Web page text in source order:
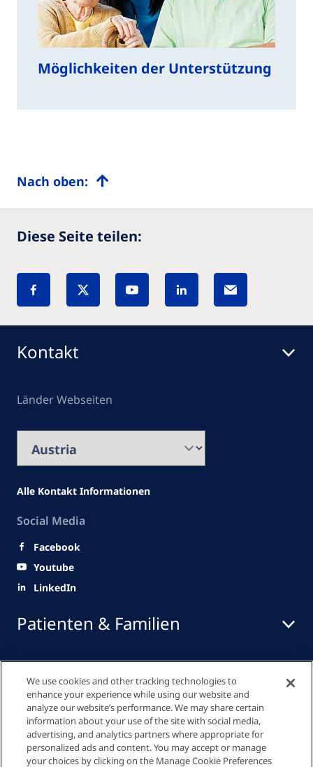
Möglichkeiten der Unterstützung
Nach oben:
Diese Seite teilen:
Patienten & Familien
Medizinisches Fachpersonal
Quick Links
Kontakt
Länder Webseiten
Alle Kontakt Informationen
Social Media
Facebook
Youtube
LinkedIn
We use cookies and other tracking technologies to
enhance your experience while using our website and
analyze our website’s performance. We may share certain
information about your use of the site with social media,
advertising, and analytics partners where appropriate for
personalized ads and content. You may accept or manage
your choices by clicking on the Manage Cookie Preferences